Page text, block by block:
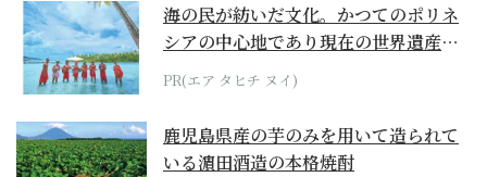
海の民が紡いだ文化。かつてのポリネ
シアの中心地であり現在の世界遺産か
らみえてくる...
PR(エア タヒチ ヌイ)
鹿児島県産の芋のみを用いて造られて
いる濵田酒造の本格焼酎